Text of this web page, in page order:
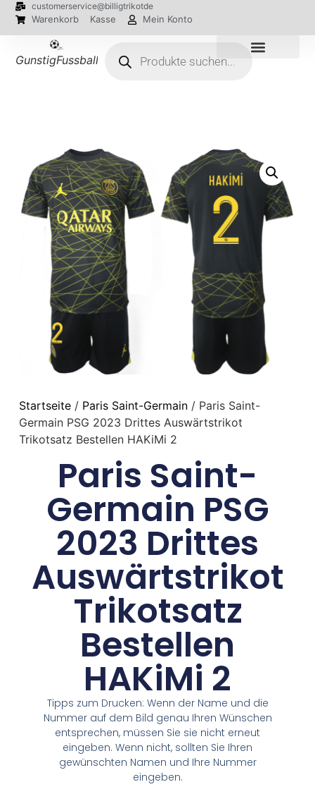
customerservice@billigtrikotde
Warenkorb Kasse Mein Konto
GunstigFussballTrikot
Startseite/ Paris Saint-Germain/ Paris Saint-
Germain PSG 2023 Drittes Auswärtstrikot
Trikotsatz Bestellen HAKiMi 2
Paris Saint-
Germain PSG
2023 Drittes
Auswärtstrikot
Trikotsatz
Bestellen
HAKiMi 2
Tipps zum Drucken: Wenn der Name und die
Nummer auf dem Bild genau Ihren Wünschen
entsprechen, müssen Sie sie nicht erneut
eingeben. Wenn nicht, sollten Sie Ihren
gewünschten Namen und Ihre Nummer
eingeben.